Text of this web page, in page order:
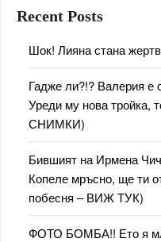
Recent Posts
Шок! Лияна стана
Гадже ли?!? Валерия е
Уреди му нова тройка,
СНИМКИ)
Бившият на Ирмена
Копеле мръсно, ще ти
побесня – ВИЖ ТУК)
ФОТО БОМБА!! Ето я